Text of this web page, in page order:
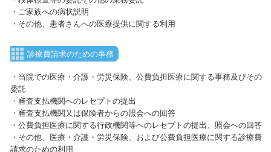
・ご家族への病状説明
・その他、患者さんへの医療提供に関する利用
診療費請求のための事務
・当院での医療・介護・労災保険、公費負担医療に関する事務及びその
委託
・審査支払機関へのレセプトの提出
・審査支払機関又は保険者からの照会への回答
・公費負担医療に関する行政機関等へのレセプトの提出、照会への回答
・その他、医療・介護・労災保険、および公費負担医療に関する診療費
請求のための利用